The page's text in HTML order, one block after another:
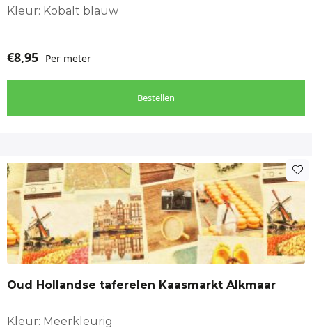
Kleur: Kobalt blauw
€8,95 Per meter
Bestellen
Oud Hollandse taferelen Kaasmarkt Alkmaar
Kleur: Meerkleurig